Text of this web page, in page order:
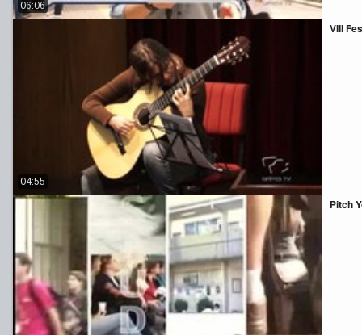
06:06
VIII
04:55
Pitch